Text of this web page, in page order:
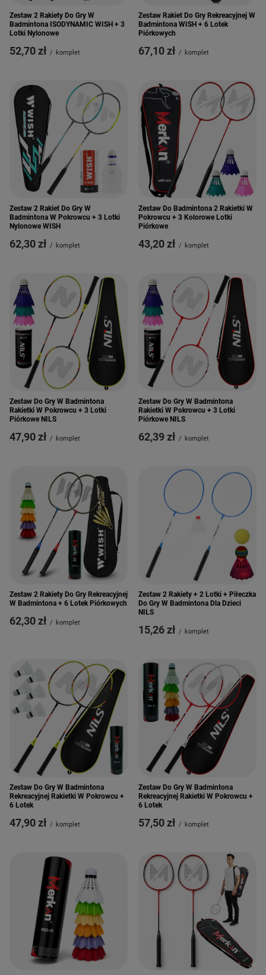
Zestaw 2 Rakiety Do Gry W
Badmintona ISODYNAMIC WISH + 3
Lotki Nylonowe
52,70 zł / komplet
Zestaw Rakiet Do Gry Rekreacyjnej W
Badmintona WISH + 6 Lotek
Piórkowych
67,10 zł / komplet
Zestaw 2 Rakiet Do Gry W
Badmintona W Pokrowcu + 3 Lotki
Nylonowe WISH
62,30 zł / komplet
Zestaw Do Badmintona 2 Rakietki W
Pokrowcu + 3 Kolorowe Lotki
Piórkowe
43,20 zł / komplet
Zestaw Do Gry W Badmintona
Rakietki W Pokrowcu + 3 Lotki
Piórkowe NILS
47,90 zł / komplet
Zestaw Do Gry W Badmintona
Rakietki W Pokrowcu + 3 Lotki
Piórkowe NILS
62,39 zł / komplet
Zestaw 2 Rakiety Do Gry Rekreacyjnej
W Badmintona + 6 Lotek Piórkowych
62,30 zł / komplet
Zestaw 2 Rakiety + 2 Lotki + Piłeczka
Do Gry W Badmintona Dla Dzieci
NILS
15,26 zł / komplet
Zestaw Do Gry W Badmintona
Rekreacyjnej Rakietki W Pokrowcu +
6 Lotek
47,90 zł / komplet
Zestaw Do Gry W Badmintona
Rekreacyjnej Rakietki W Pokrowcu +
6 Lotek
57,50 zł / komplet